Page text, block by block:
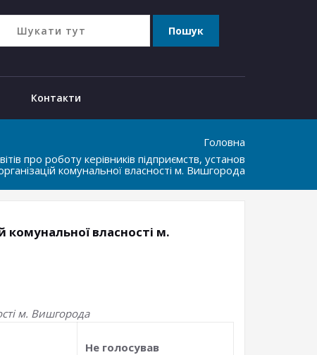
Контакти
Головна
про роботу керівників підприємств, установ
комунальної власності м. Вишгорода
комунальної власності м.
м. Вишгорода
Не голосував